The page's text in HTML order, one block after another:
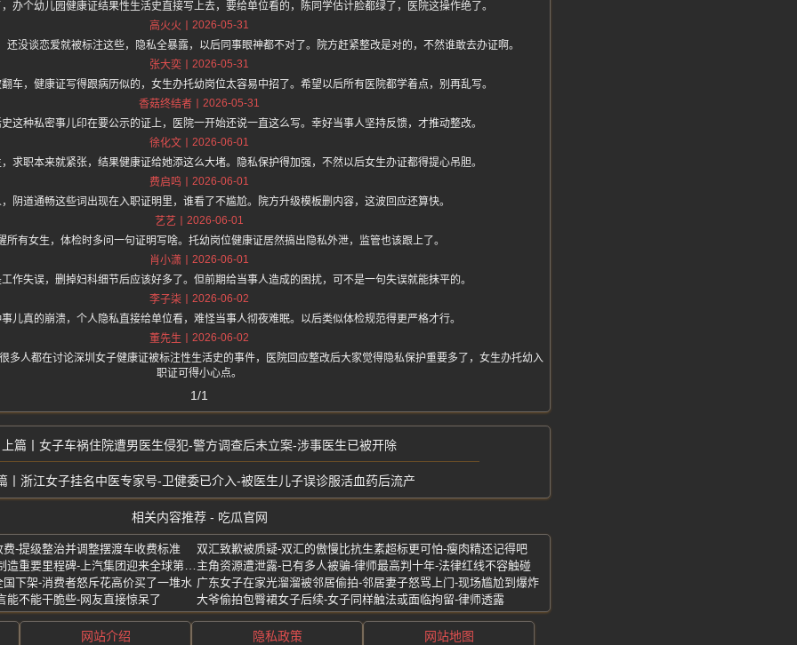
办个幼儿园健康证结果性生活史直接写上去，要给单位看的，陈同学估计脸都绿了，医院这操作绝了。
高火火
2026-05-31
还没谈恋爱就被标注这些，隐私全暴露，以后同事眼神都不对了。院方赶紧整改是对的，不然谁敢去办证啊。
张大奕
2026-05-31
车，健康证写得跟病历似的，女生办托幼岗位太容易中招了。希望以后所有医院都学着点，别再乱写。
香菇终结者
2026-05-31
这种私密事儿印在要公示的证上，医院一开始还说一直这么写。幸好当事人坚持反馈，才推动整改。
徐化文
2026-06-01
求职本来就紧张，结果健康证给她添这么大堵。隐私保护得加强，不然以后女生办证都得提心吊胆。
费启鸣
2026-06-01
阴道通畅这些词出现在入职证明里，谁看了不尴尬。院方升级模板删内容，这波回应还算快。
艺艺
2026-06-01
所有女生，体检时多问一句证明写啥。托幼岗位健康证居然搞出隐私外泄，监管也该跟上了。
肖小潇
2026-06-01
作失误，删掉妇科细节后应该好多了。但前期给当事人造成的困扰，可不是一句失误就能抹平的。
李子柒
2026-06-02
儿真的崩溃，个人隐私直接给单位看，难怪当事人彻夜难眠。以后类似体检规范得更严格才行。
董先生
2026-06-02
多人都在讨论深圳女子健康证被标注性生活史的事件，医院回应整改后大家觉得隐私保护重要多了，女生办托幼入
职证可得小心点。
1/1
女子车祸住院遭男医生侵犯-警方调查后未立案-涉事医生已被开除
浙江女子挂名中医专家号-卫健委已介入-被医生儿子误诊服活血药后流产
相关内容推荐 - 吃瓜官网
-提级整治并调整摆渡车收费标准 双汇致歉被质疑-双汇的傲慢比抗生素超标更可怕-瘦肉精还记得吧
主角资源遭泄露-已有多人被骗-律师最高判十年-法律红线不容触碰
下架-消费者怒斥花高价买了一堆水 广东女子在家光溜溜被邻居偷拍-邻居妻子怒骂上门-现场尴尬到爆炸
能不能干脆些-网友直接惊呆了
大爷偷拍包臀裙女子后续-女子同样触法或面临拘留-律师透露
网站介绍 隐私政策 网站地图